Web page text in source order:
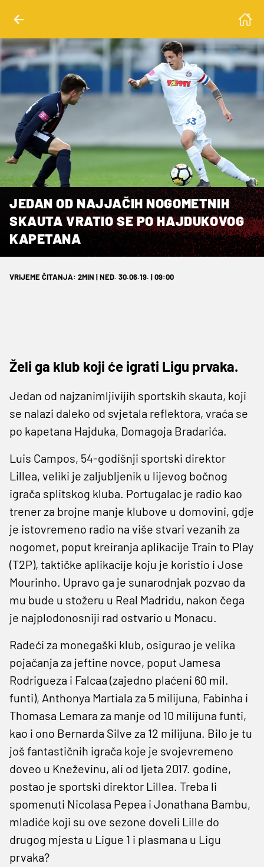
JEDAN OD NAJJAČIH NOGOMETNIH
SKAUTA VRATIO SE PO HAJDUKOVOG
KAPETANA
VRIJEME ČITANJA: 2MIN | NED. 30.06.19. | 09:00
Želi ga klub koji će igrati Ligu prvaka.
Jedan od najzanimljivijih sportskih skauta, koji
se nalazi daleko od svjetala reflektora, vraća se
po kapetana Hajduka, Domagoja Bradarića.
Luis Campos, 54-godišnji sportski direktor
Lillea, veliki je zaljubljenik u lijevog bočnog
igrača splitskog kluba. Portugalac je radio kao
trener za brojne manje klubove u domovini, gdje
je istovremeno radio na više stvari vezanih za
nogomet, poput kreiranja aplikacije Train to Play
(T2P), taktičke aplikacije koju je koristio i Jose
Mourinho. Upravo ga je sunarodnjak pozvao da
mu bude u stožeru u Real Madridu, nakon čega
je najplodonosniji rad ostvario u Monacu.
Radeći za monegaški klub, osigurao je velika
pojačanja za jeftine novce, poput Jamesa
Rodrigueza i Falcaa (zajedno plaćeni 60 mil.
funti), Anthonya Martiala za 5 milijuna, Fabinha i
Thomasa Lemara za manje od 10 milijuna funti,
kao i ono Bernarda Silve za 12 milijuna. Bilo je tu
još fantastičnih igrača koje je svojevremeno
doveo u Kneževinu, ali od ljeta 2017. godine,
postao je sportski direktor Lillea. Treba li
spomenuti Nicolasa Pepea i Jonathana Bambu,
mladiće koji su ove sezone doveli Lille do
drugog mjesta u Ligue 1 i plasmana u Ligu
prvaka?